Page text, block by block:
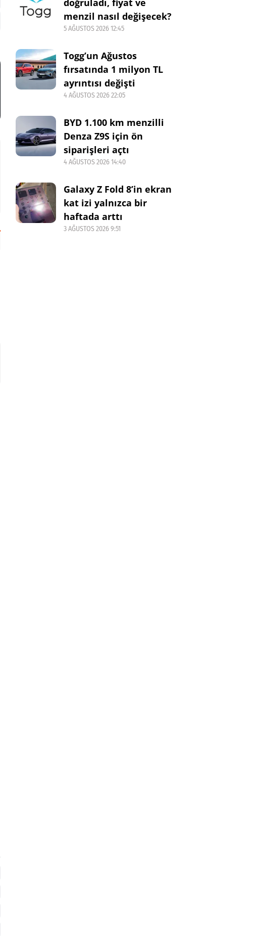
menzil nasıl değişecek?
5 AĞUSTOS 2026 12:45
Togg’un Ağustos
fırsatında 1 milyon TL
ayrıntısı değişti
4 AĞUSTOS 2026 22:05
BYD 1.100 km menzilli
Denza Z9S için ön
siparişleri açtı
4 AĞUSTOS 2026 14:40
Galaxy Z Fold 8’in ekran
kat izi yalnızca bir
haftada arttı
3 AĞUSTOS 2026 9:51